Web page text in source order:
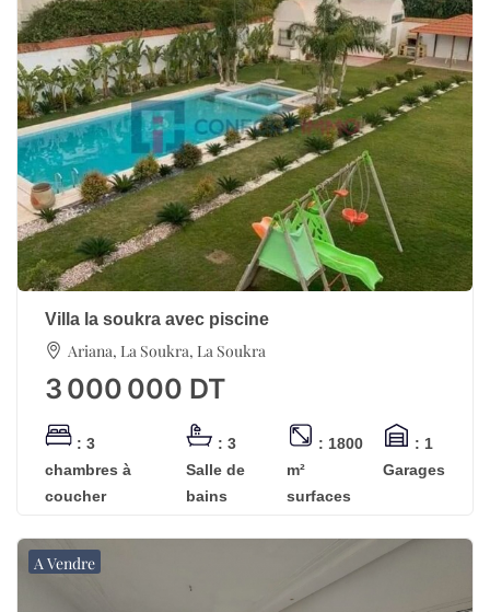
Villa la soukra avec piscine
Ariana, La Soukra, La Soukra
3 000 000 DT
: 3
chambres à
coucher
: 3
Salle de
bains
: 1800
m²
surfaces
: 1
Garages
A Vendre